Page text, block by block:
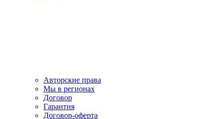
Авторские права
Мы в регионах
Договор
Гарантия
Договор-оферта